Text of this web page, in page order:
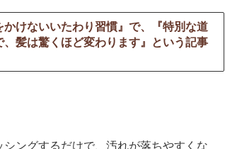
けないいたわり習慣』で、『特別な道
髪は驚くほど変わります』という記事
ングするだけで、汚れが落ちやすくな